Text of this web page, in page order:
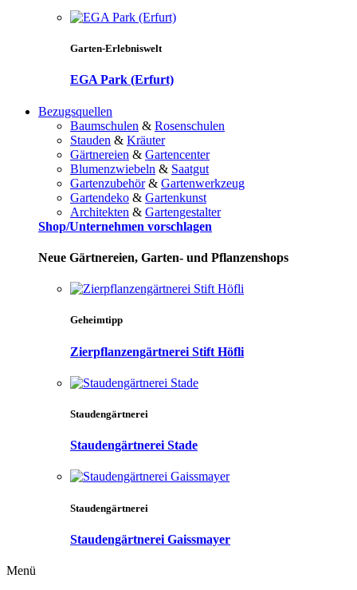
Garten-Erlebniswelt
EGA Park (Erfurt)
Bezugsquellen
Baumschulen & Rosenschulen
Stauden & Kräuter
Gärtnereien & Gartencenter
Blumenzwiebeln & Saatgut
Gartenzubehör& Gartenwerkzeug
Gartendeko & Gartenkunst
Architekten & Gartengestalter
Shop/Unternehmen vorschlagen
Neue Gärtnereien, Garten- und Pflanzenshops
Geheimtipp
Zierpflanzengärtnerei Stift Höfli
Staudengärtnerei
Staudengärtnerei Stade
Staudengärtnerei
Staudengärtnerei Gaissmayer
Menü